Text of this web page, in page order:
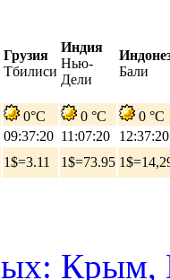
Грузия
Тбилиси
Индия
Нью-
Дели
Бали
0°C 0 °C 0 °C
09:37:22 11:07:22 12:37:22
1$=3.11 1$=73.95